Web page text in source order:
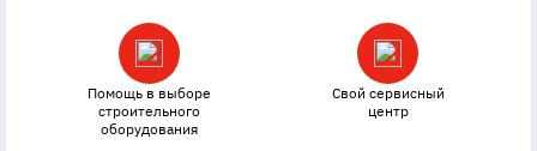
Помощь в выборе
строительного
оборудования
Свой сервисный
центр